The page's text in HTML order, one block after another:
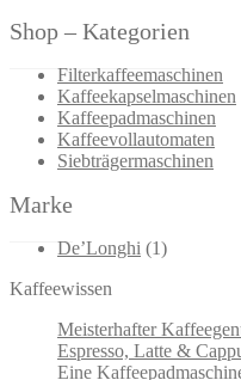
Shop – Kategorien
Filterkaffeemaschinen
Kaffeekapselmaschinen
Kaffeepadmaschinen
Kaffeevollautomaten
Siebträgermaschinen
Marke
De’Longhi (1)
Kaffeewissen
Meisterhafter
Espresso, Latte &
Eine